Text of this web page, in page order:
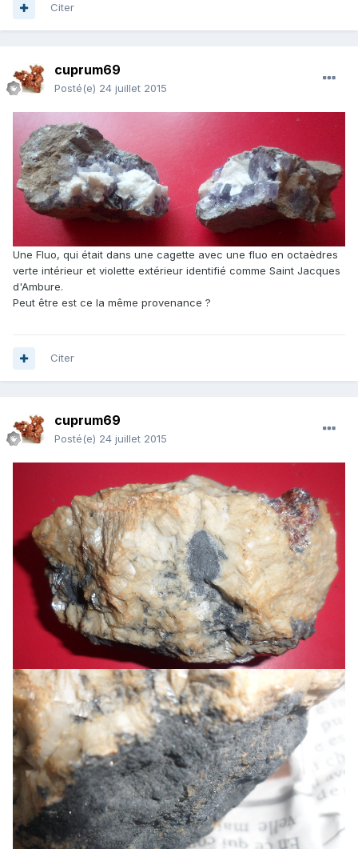
Citer
cuprum69
Posté(e) 24 juillet 2015
Une Fluo, qui était dans une cagette avec une fluo en octaèdres
verte intérieur et violette extérieur identifié comme Saint Jacques
d'Ambure.
Peut être est ce la même provenance ?
Citer
cuprum69
Posté(e) 24 juillet 2015